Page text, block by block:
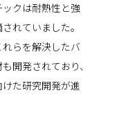
クは耐熱性と強
れていました。
らを解決したバ
開発されており、
た研究開発が進